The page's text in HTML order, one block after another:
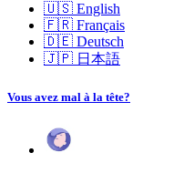
🇺🇸 English
🇫🇷 Français
🇩🇪 Deutsch
🇯🇵 日本語
Vous avez mal à la tête?